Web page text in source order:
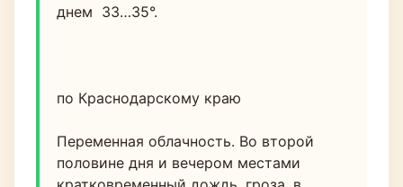
днем  33…35°.
по Краснодарскому краю
Переменная облачность. Во второй
половине дня и вечером местами